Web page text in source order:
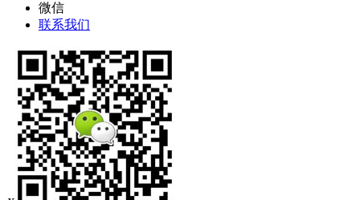
微信
联系我们